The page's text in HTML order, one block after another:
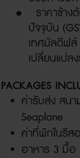
•
ราคาข้า
ปัจจุบัน
เทศมัลดีฟส์
เปลี่ยนแปล
PACKAGES
ค่ารับส่ง สน
Seaplane
ค่าที่พักในรี
อาหาร 3 มื้อ